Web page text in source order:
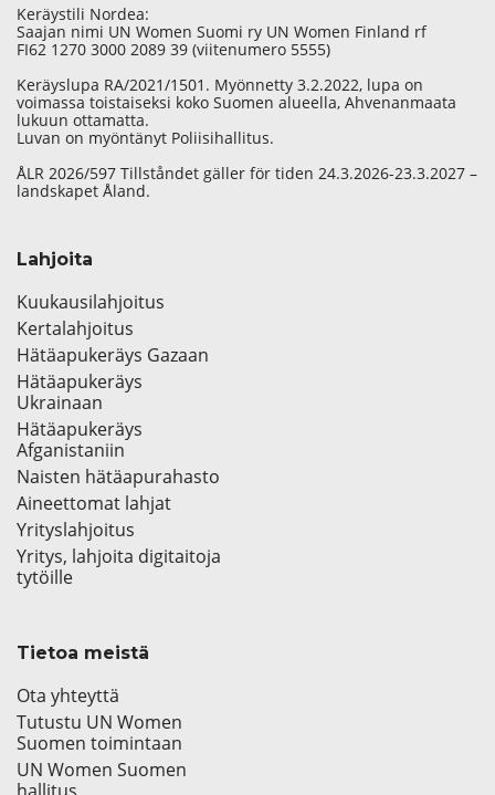
Keräystili Nordea:
Saajan nimi UN Women Suomi ry UN Women Finland rf
FI62 1270 3000 2089 39 (viitenumero 5555)
Keräyslupa RA/2021/1501. Myönnetty 3.2.2022, lupa on
voimassa toistaiseksi koko Suomen alueella, Ahvenanmaata
lukuun ottamatta.
Luvan on myöntänyt Poliisihallitus.
ÅLR 2026/597 Tillståndet gäller för tiden 24.3.2026-23.3.2027 –
landskapet Åland.
Lahjoita
Kuukausilahjoitus
Kertalahjoitus
Hätäapukeräys Gazaan
Hätäapukeräys
Ukrainaan
Hätäapukeräys
Afganistaniin
Naisten hätäapurahasto
Aineettomat lahjat
Yrityslahjoitus
Yritys, lahjoita digitaitoja
tytöille
Tietoa meistä
Ota yhteyttä
Tutustu UN Women
Suomen toimintaan
UN Women Suomen